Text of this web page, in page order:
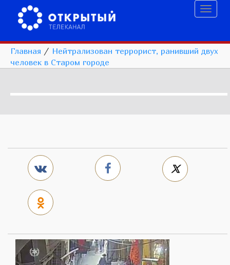
Главная / Нейтрализован террорист, ранивший двух
человек в Старом городе